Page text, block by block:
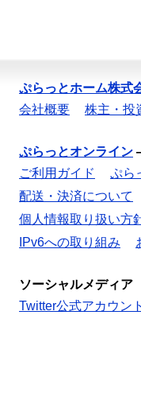
ぷらっとホーム株式
会社概要
株主・投
ぷらっとオンライン
ご利用ガイド
ぷら
配送・決済について
個人情報取り扱い方
IPv6への取り組み
ソーシャルメディア
Twitter公式アカウント